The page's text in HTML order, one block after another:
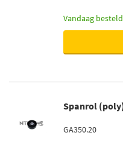
Vandaag
Spanrol
GA350.20